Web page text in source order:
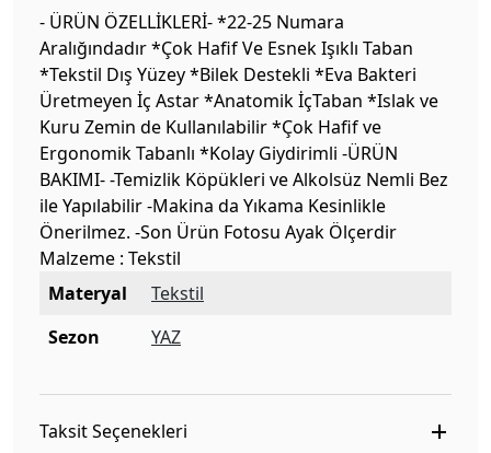
- ÜRÜN ÖZELLİKLERİ- *22-25 Numara
Aralığındadır *Çok Hafif Ve Esnek Işıklı Taban
*Tekstil Dış Yüzey *Bilek Destekli *Eva Bakteri
Üretmeyen İç Astar *Anatomik İçTaban *Islak ve
Kuru Zemin de Kullanılabilir *Çok Hafif ve
Ergonomik Tabanlı *Kolay Giydirimli -ÜRÜN
BAKIMI- -Temizlik Köpükleri ve Alkolsüz Nemli Bez
ile Yapılabilir -Makina da Yıkama Kesinlikle
Önerilmez. -Son Ürün Fotosu Ayak Ölçerdir
Malzeme : Tekstil
Materyal
Tekstil
Sezon
YAZ
Taksit Seçenekleri